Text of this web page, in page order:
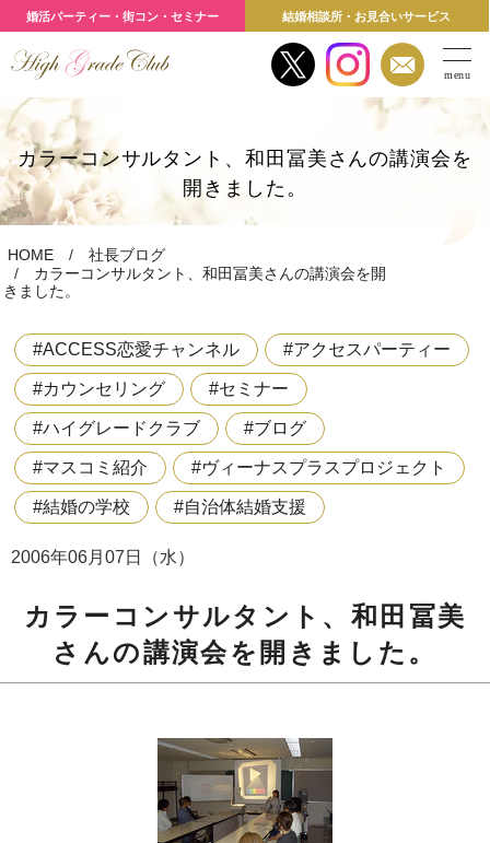
婚活パーティー・街コン・セミナー 結婚相談所・お見合いサービス
menu
カラーコンサルタント、和田冨美さんの講演会を
開きました。
HOME
社長ブログ
カラーコンサルタント、和田冨美さんの講演会を開
きました。
#ACCESS恋愛チャンネル #アクセスパーティー
#カウンセリング #セミナー
#ハイグレードクラブ #ブログ
#マスコミ紹介 #ヴィーナスプラスプロジェクト
#結婚の学校 #自治体結婚支援
2006年06月07日（水）
カラーコンサルタント、和田冨美
さんの講演会を開きました。